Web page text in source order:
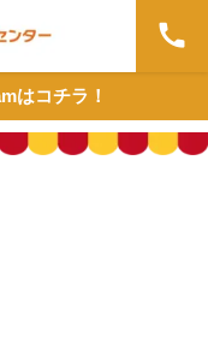
はコチラ！